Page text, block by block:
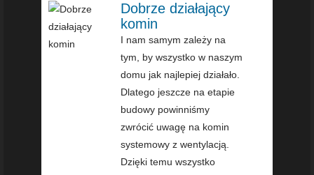
Dobrze działający
komin
I nam samym zależy na
tym, by wszystko w naszym
domu jak najlepiej działało.
Dlatego jeszcze na etapie
budowy powinniśmy
zwrócić uwagę na komin
systemowy z wentylacją.
Dzięki temu wszystko